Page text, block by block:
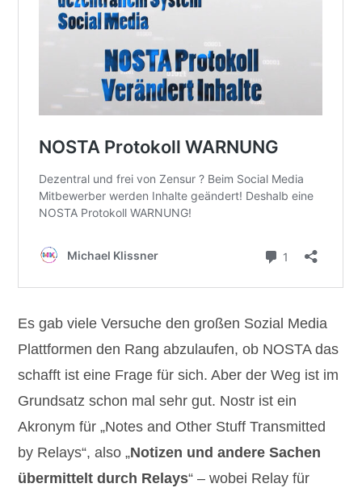
Es gab viele Versuche den großen Sozial Media
Plattformen den Rang abzulaufen, ob NOSTA das
schafft ist eine Frage für sich. Aber der Weg ist im
Grundsatz schon mal sehr gut. Nostr ist ein
Akronym für „Notes and Other Stuff Transmitted
by Relays“, also „Notizen und andere Sachen
übermittelt durch Relays“ – wobei Relay für